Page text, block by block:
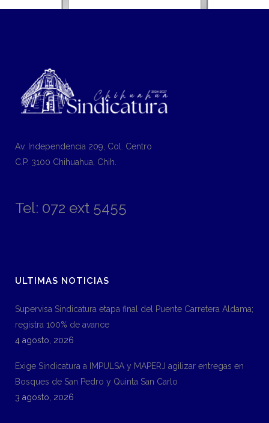
Av. Independencia 209, Col. Centro
C.P. 3100 Chihuahua, Chih.
Tel: 072 ext 5455
ULTIMAS NOTICIAS
Supervisa Sindicatura etapa final del Puente Carretera Aldama;
registra 100% de avance
4 agosto, 2026
Exige Sindicatura a IMPULSA y MAPERJ agilizar entregas en
Bosques de San Pedro y Quinta San Carlo
3 agosto, 2026